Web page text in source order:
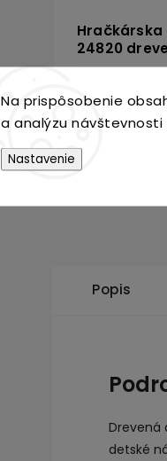
Na prispôsobenie
a analýzu
Nastavenie
Hračkárska
24820
36,90 €
Popis
Drevená
detské